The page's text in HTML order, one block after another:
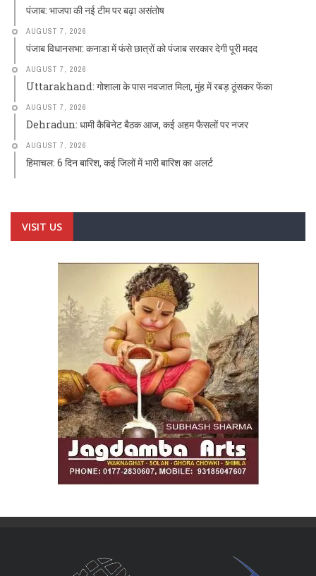
पंजाब: भाजपा की नई टीम पर बढ़ा असंतोष
AUGUST 7, 2026
पंजाब विधानसभा: कनाडा में फंसे छात्रों को पंजाब सरकार देगी पूरी मदद
AUGUST 7, 2026
Uttarakhand: गोशाला के पास नवजात मिला, मुंह में रबड़ ठूंसकर फेंका
AUGUST 7, 2026
Dehradun: धामी कैबिनेट बैठक आज, कई अहम फैसलों पर नजर
AUGUST 7, 2026
हिमाचल: 6 दिन बारिश, कई जिलों में भारी बारिश का अलर्ट
VISIT US